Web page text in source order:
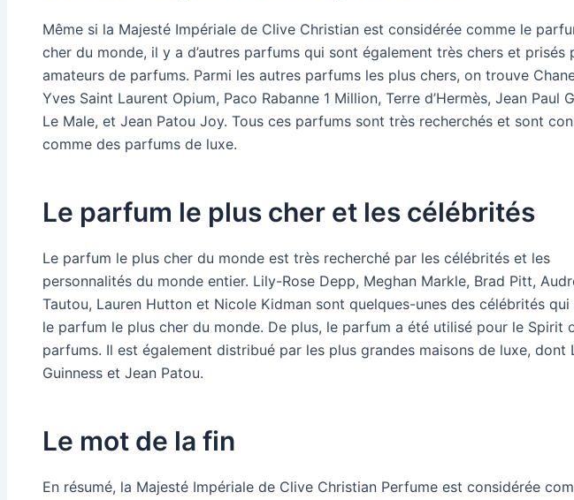
Même si la Majesté Impériale de Clive Christian est considérée comme le
cher du monde, il y a d’autres parfums qui sont également très chers et prisés
amateurs de parfums. Parmi les autres parfums les plus chers, on trouve
Yves Saint Laurent Opium, Paco Rabanne 1 Million, Terre d’Hermès, Jean Paul
Le Male, et Jean Patou Joy. Tous ces parfums sont très recherchés et sont
comme des parfums de luxe.
Le parfum le plus cher et les célébrités
Le parfum le plus cher du monde est très recherché par les célébrités et les
personnalités du monde entier. Lily-Rose Depp, Meghan Markle, Brad Pitt,
Tautou, Lauren Hutton et Nicole Kidman sont quelques-unes des célébrités
le parfum le plus cher du monde. De plus, le parfum a été utilisé pour le Spirit
parfums. Il est également distribué par les plus grandes maisons de luxe, dont
Guinness et Jean Patou.
Le mot de la fin
En résumé, la Majesté Impériale de Clive Christian Perfume est considérée